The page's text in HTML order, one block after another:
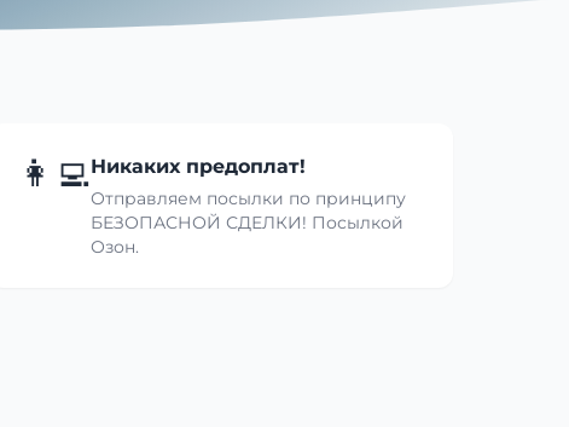
👩‍💻Никаких предоплат!
Отправляем посылки по принципу
БЕЗОПАСНОЙ СДЕЛКИ! Посылкой
Озон.